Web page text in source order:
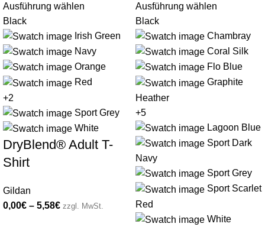
Ausführung wählen
Black
Irish Green
Navy
Orange
Red
+2
Sport Grey
White
DryBlend® Adult T-
Shirt
Gildan
0,00€ – 5,58€ zzgl. MwSt.
Ausführung wählen
Black
Chambray
Coral Silk
Flo Blue
Graphite
Heather
+5
Lagoon Blue
Sport Dark
Navy
Sport Grey
Sport Scarlet
Red
White